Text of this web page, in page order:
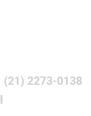
(21) 2273-0138